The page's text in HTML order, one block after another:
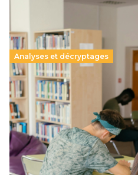
Analyses et décryptages
Supérieur privé : une
promesse républicaine
11 juillet 2026-
Le projet de loi sur la
supérieur privé met en lumière
qui relègue l’acte
Lire la suite →